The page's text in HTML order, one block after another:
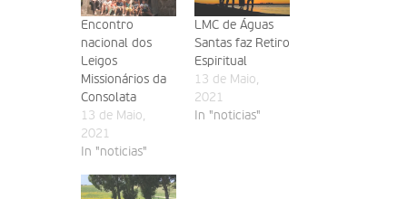
Encontro
nacional dos
Leigos
Missionários da
Consolata
13 de Maio,
2021
In "noticias"
LMC de Águas
Santas faz Retiro
Espiritual
13 de Maio,
2021
In "noticias"